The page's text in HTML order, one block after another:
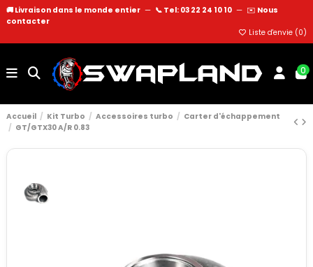
🚚 Livraison dans le monde entier — 📞 Tel: 03 22 24 10 10 — ✉️ Nous
contacter
Liste d'envie (0)
0
Accueil Kit Turbo Accessoires turbo
Carter d'échappement
GT/GTX30 A/R 0.83